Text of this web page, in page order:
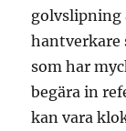
golvslipning
hantverkare
som har
begära in
kan vara